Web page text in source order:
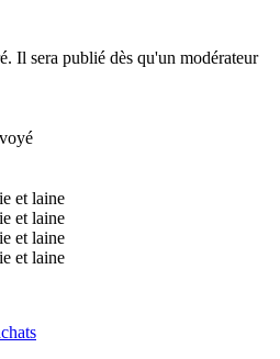
Il sera publié dès qu'un modérateur